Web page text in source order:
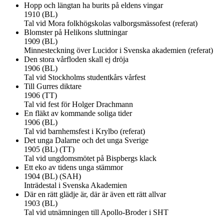
Hopp och längtan ha burits på eldens vingar
1910 (BL)
Tal vid Mora folkhögskolas valborgsmässofest (referat)
Blomster på Helikons sluttningar
1909 (BL)
Minnesteckning över Lucidor i Svenska akademien (referat)
Den stora vårfloden skall ej dröja
1906 (BL)
Tal vid Stockholms studentkårs vårfest
Till Gurres diktare
1906 (TT)
Tal vid fest för Holger Drachmann
En fläkt av kommande soliga tider
1906 (BL)
Tal vid barnhemsfest i Krylbo (referat)
Det unga Dalarne och det unga Sverige
1905 (BL) (TT)
Tal vid ungdomsmötet på Bispbergs klack
Ett eko av tidens unga stämmor
1904 (BL) (SAH)
Inträdestal i Svenska Akademien
Där en rätt glädje är, där är även ett rätt allvar
1903 (BL)
Tal vid utnämningen till Apollo-Broder i SHT